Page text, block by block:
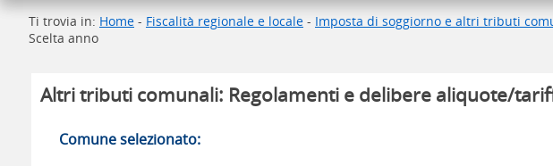
Ti trovia in: Home - Fiscalità regionale e locale - Imposta di soggiorno e altri tributi
Scelta anno
Altri tributi comunali: Regolamenti e delibere aliquote/
Comune selezionato: